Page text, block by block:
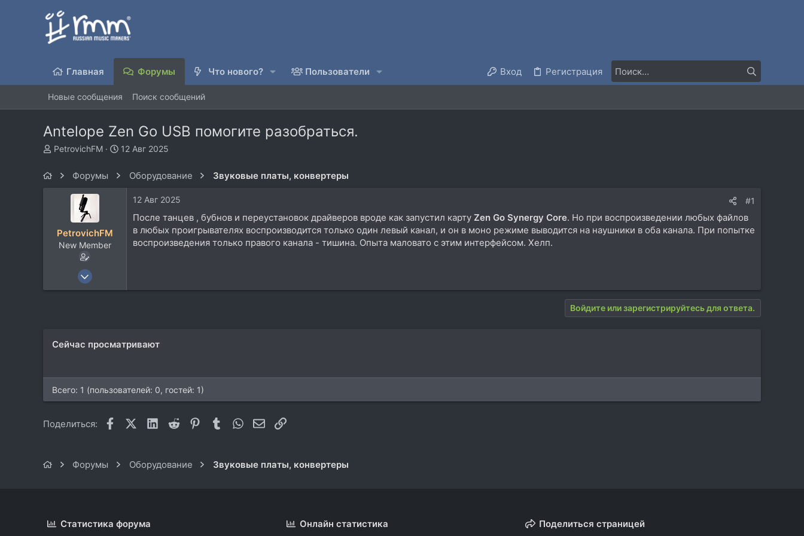
Главная Форумы Что нового? Пользователи Вход Регистрация
Новые сообщения Поиск сообщений
Antelope Zen Go USB помогите разобраться.
А
м
ы
PetrovichFM
Д
12 Авг 2025
Форумы Оборудование Звуковые платы, конвертеры
PetrovichFM
New Member
12 Авг 2025
12 Авг 2025 #1
После танцев , бубнов и переустановок драйверов вроде как запустил карту Zen Go Synergy Core. Но при воспроизведении любых файлов
в любых проигрывателях воспроизводится только один левый канал, и он в моно режиме выводится на наушники в оба канала. При попытке
воспроизведения только правого канала - тишина. Опыта маловато с этим интерфейсом. Хелп.
Войдите или зарегистрируйтесь для ответа.
Сейчас просматривают
Всего: 1 (пользователей: 0, гостей: 1)
Поделиться: FacebookX (Twitter)
LinkedIn
Reddit Pinterest
TumblrWhatsAppЭлектронная почта
Ссылка
Форумы Оборудование Звуковые платы, конвертеры
Статистика форума Онлайн статистика Поделиться страницей